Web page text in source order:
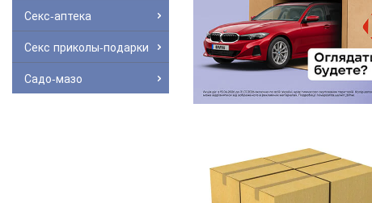
Секс-аптека
Секс приколы-подарки
Садо-мазо